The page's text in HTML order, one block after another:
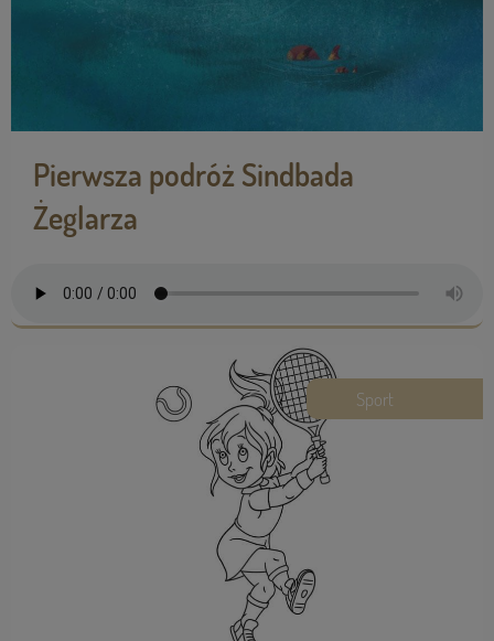
Pierwsza podróż Sindbada
Żeglarza
Sport